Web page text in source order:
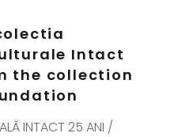
Intact
the collection
INTACT 25 ANI /